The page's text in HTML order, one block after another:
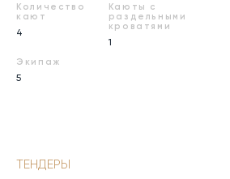
Количество
кают
4
Экипаж
5
Каюты с
раздельными
кроватями
1
ТЕНДЕРЫ